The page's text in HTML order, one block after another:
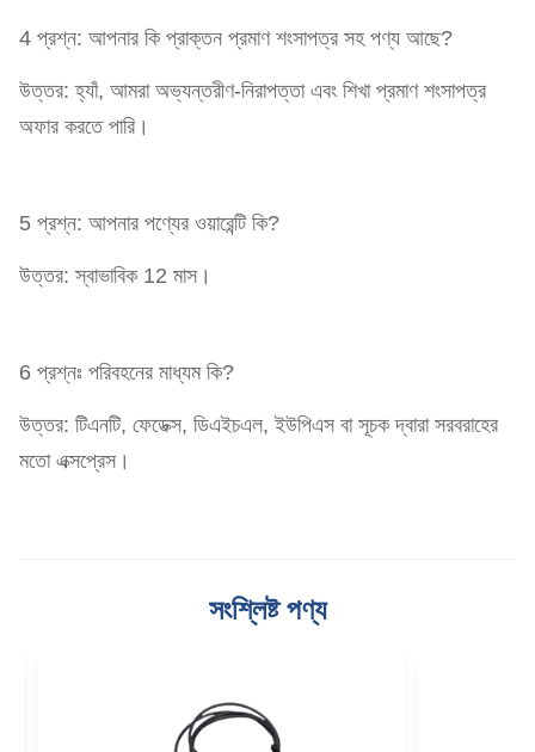
4 প্রশ্ন: আপনার কি প্রাক্তন প্রমাণ শংসাপত্র সহ পণ্য আছে?
উত্তর: হ্যাঁ, আমরা অভ্যন্তরীণ-নিরাপত্তা এবং শিখা প্রমাণ শংসাপত্র
অফার করতে পারি।
5 প্রশ্ন: আপনার পণ্যের ওয়ারেন্টি কি?
উত্তর: স্বাভাবিক 12 মাস।
6 প্রশ্নঃ পরিবহনের মাধ্যম কি?
উত্তর: টিএনটি, ফেডেক্স, ডিএইচএল, ইউপিএস বা সূচক দ্বারা সরবরাহের
মতো এক্সপ্রেস।
সংশ্লিষ্ট পণ্য